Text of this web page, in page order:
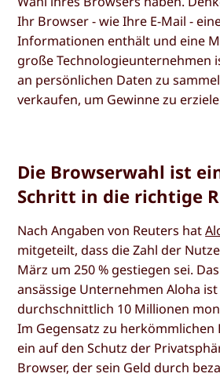
Ihr Browser - wie Ihre E-Mail -
Informationen enthält und eine
große Technologieunternehmen
an persönlichen Daten zu
verkaufen, um Gewinne zu
Die Browserwahl ist
Schritt in die richtige
Nach Angaben von Reuters hat
mitgeteilt, dass die Zahl der
März um 250 % gestiegen sei.
ansässige Unternehmen Aloha
durchschnittlich 10 Millionen
Im Gegensatz zu herkömmlichen
ein auf den Schutz der
Browser, der sein Geld durch